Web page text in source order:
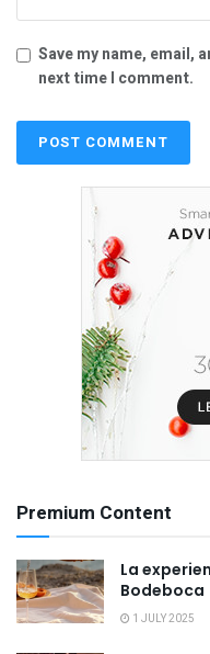
Save my name, email,
next time I comment.
Premium Content
La
Bodeboca
1 JULY 2025